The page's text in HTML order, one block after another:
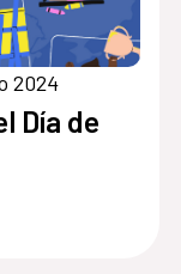
2024
Día de